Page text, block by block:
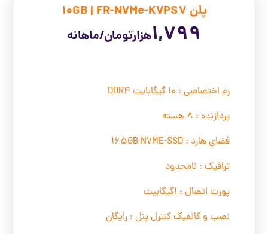
پلن 10GB | FR-NVMe-KVPS7
1,799هزارتومان/ماهانه
رم اختصاصی : 10 گیگابایت DDR4
پردازنده : 8 هسته
فضای هارد : 165GB NVME-SSD
ترافیک : نامحدود
پورت اتصال : 1گیگابیت
نصب و کانفیگ کنترل پنل : رایگان